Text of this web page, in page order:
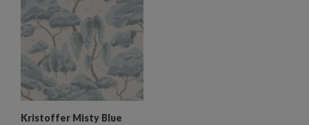
Kristoffer Misty Blue